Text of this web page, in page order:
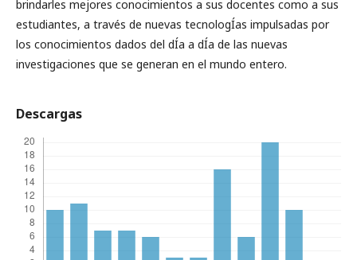
brindarles mejores conocimientos a sus docentes como a sus
estudiantes, a través de nuevas tecnologÍ­as impulsadas por
los conocimientos dados del dÍ­a a dÍ­a de las nuevas
investigaciones que se generan en el mundo entero.
Descargas